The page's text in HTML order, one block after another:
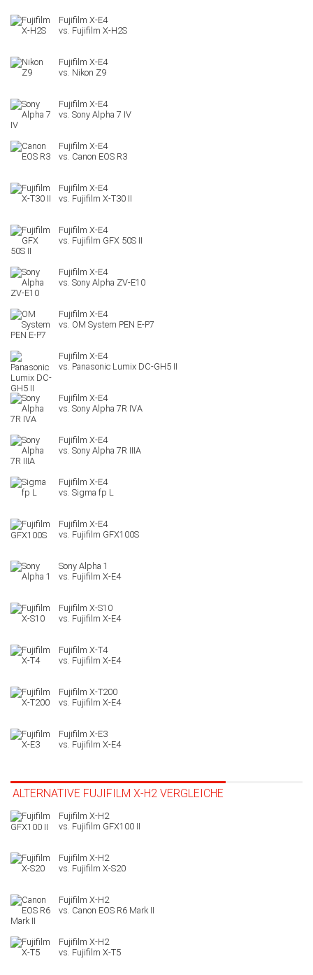
Fujifilm X-H2S
Nikon Z9
Sony Alpha 7 IV
Canon EOS R3
Fujifilm X-T30 II
Fujifilm GFX 50S II
Sony Alpha ZV-E10
OM System PEN E-P7
Panasonic Lumix DC-GH5 II
Sony Alpha 7R IVA
Sony Alpha 7R IIIA
Sigma fp L
Fujifilm GFX100S
Sony Alpha 1
Fujifilm X-S10
Fujifilm X-T4
Fujifilm X-T200
Fujifilm X-E3
ALTERNATIVE FUJIFILM X-H2 VERGLEICHE
Fujifilm GFX100 II
Fujifilm X-S20
Canon EOS R6 Mark II
Fujifilm X-T5